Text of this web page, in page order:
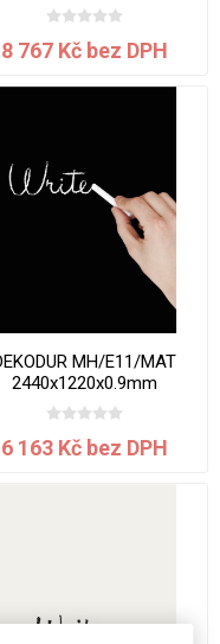
8 767 Kč bez DPH
MH/E11/MAT
2440x1220x0.9mm
6 163 Kč bez DPH